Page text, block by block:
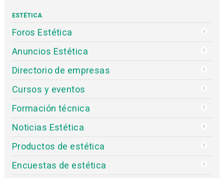
ESTÉTICA
Foros Estética
Anuncios Estética
Directorio de empresas
Cursos y eventos
Formación técnica
Noticias Estética
Productos de estética
Encuestas de estética